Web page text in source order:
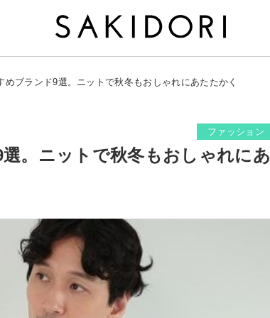
めブランド9選。ニットで秋冬もおしゃれにあたたかく
ファッション
。ニットで秋冬もおしゃれにあ